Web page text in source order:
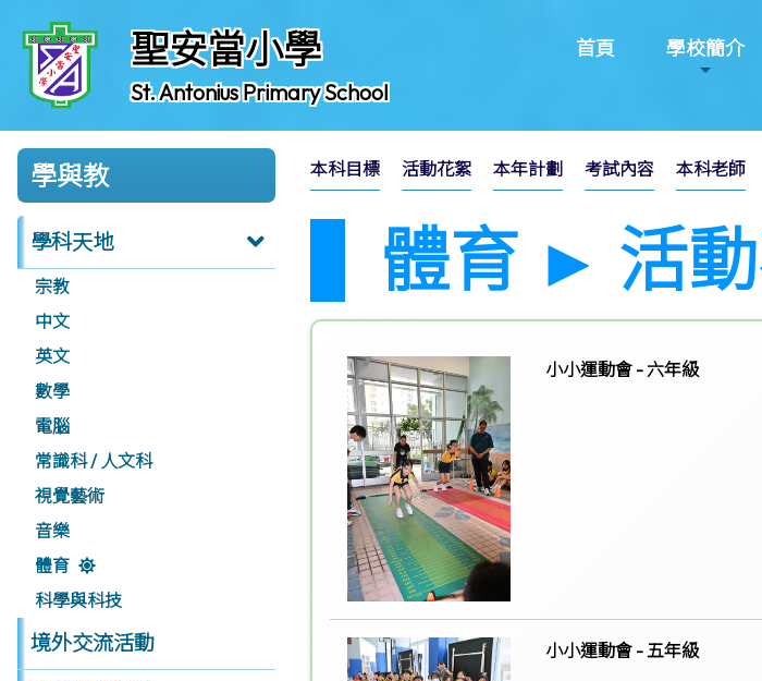
聖安當小學
St. Antonius Primary School
首頁 學校簡介
學與教
學科天地
宗教
中文
英文
數學
電腦
常識科 / 人文科
視覺藝術
音樂
體育
科學與科技
境外交流活動
本科目標 活動花絮 本年計劃 考試內容 本科老師
體育 ► 活
小小運動會 - 六年級
小小運動會 - 五年級